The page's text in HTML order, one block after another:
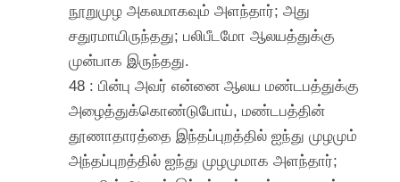
நூறுமுழ அகலமாகவும் அளந்தார்; அது
சதுரமாயிருந்தது; பலிபீடமோ ஆலயத்துக்கு
முன்பாக இருந்தது.
48 : பின்பு அவர் என்னை ஆலய மண்டபத்துக்கு
அழைத்துக்கொண்டுபோய், மண்டபத்தின்
தூணாதாரத்தை இந்தப்புறத்தில் ஐந்து முழமும்
அந்தப்புறத்தில் ஐந்து முழமுமாக அளந்தார்;